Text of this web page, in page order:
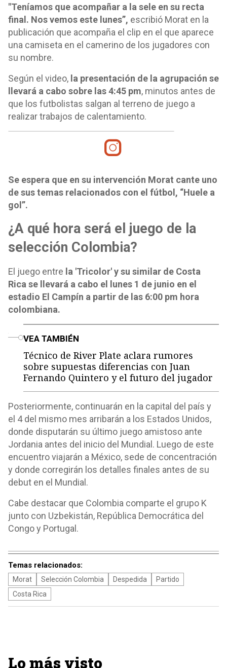
"Teníamos que acompañar a la sele en su recta
final. Nos vemos este lunes”, escribió Morat en la
publicación que acompaña el clip en el que aparece
una camiseta en el camerino de los jugadores con
su nombre.
Según el video, la presentación de la agrupación se
llevará a cabo sobre las 4:45 pm, minutos antes de
que los futbolistas salgan al terreno de juego a
realizar trabajos de calentamiento.
Se espera que en su intervención Morat cante uno
de sus temas relacionados con el fútbol, ​​“Huele a
gol”.
¿A qué hora será el juego de la
selección Colombia?
El juego entre la 'Tricolor' y su similar de Costa
Rica se llevará a cabo el lunes 1 de junio en el
estadio El Campín a partir de las 6:00 pm hora
colombiana.
VEA TAMBIÉN
Técnico de River Plate aclara rumores
sobre supuestas diferencias con Juan
Fernando Quintero y el futuro del jugador
Posteriormente, continuarán en la capital del país y
el 4 del mismo mes arribarán a los Estados Unidos,
donde disputarán su último juego amistoso ante
Jordania antes del inicio del Mundial. Luego de este
encuentro viajarán a México, sede de concentración
y donde corregirán los detalles finales antes de su
debut en el Mundial.
Cabe destacar que Colombia comparte el grupo K
junto con Uzbekistán, República Democrática del
Congo y Portugal.
Temas relacionados:
Morat Selección Colombia Despedida
Partido
Costa Rica
Lo más visto